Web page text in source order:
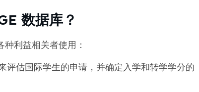
数据库？
利益相关者使用：
评估国际学生的申请，并确定入学和转学学分的